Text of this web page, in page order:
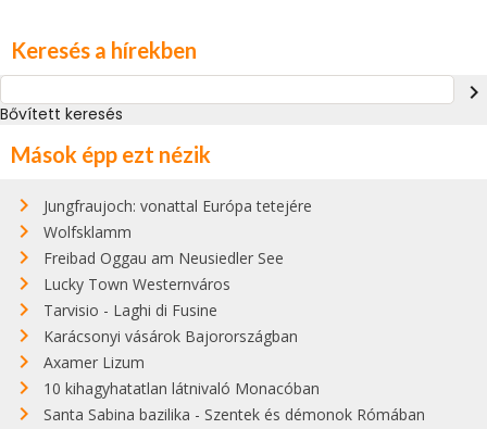
Keresés a hírekben
navigate_next
Bővített keresés
Mások épp ezt nézik
Jungfraujoch: vonattal Európa tetejére
Wolfsklamm
Freibad Oggau am Neusiedler See
Lucky Town Westernváros
Tarvisio - Laghi di Fusine
Karácsonyi vásárok Bajorországban
Axamer Lizum
10 kihagyhatatlan látnivaló Monacóban
Santa Sabina bazilika - Szentek és démonok Rómában